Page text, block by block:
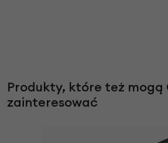
Produkty, które też mogą
zainteresować